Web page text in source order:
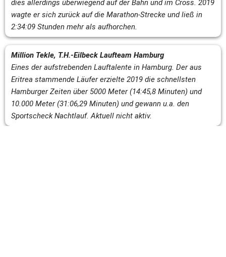
dies allerdings überwiegend auf der Bahn und im Cross. 2019
wagte er sich zurück auf die Marathon-Strecke und ließ in
2:34:09 Stunden mehr als aufhorchen.
Million Tekle, T.H.-Eilbeck Laufteam Hamburg
Eines der aufstrebenden Lauftalente in Hamburg. Der aus
Eritrea stammende Läufer erzielte 2019 die schnellsten
Hamburger Zeiten über 5000 Meter (14:45,8 Minuten) und
10.000 Meter (31:06,29 Minuten) und gewann u.a. den
Sportscheck Nachtlauf. Aktuell nicht aktiv.